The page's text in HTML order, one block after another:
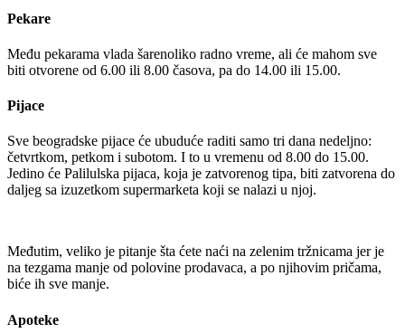
Pekare
Među pekarama vlada šarenoliko radno vreme, ali će mahom sve
biti otvorene od 6.00 ili 8.00 časova, pa do 14.00 ili 15.00.
Pijace
Sve beogradske pijace će ubuduće raditi samo tri dana nedeljno:
četvrtkom, petkom i subotom. I to u vremenu od 8.00 do 15.00.
Jedino će Palilulska pijaca, koja je zatvorenog tipa, biti zatvorena do
daljeg sa izuzetkom supermarketa koji se nalazi u njoj.
Međutim, veliko je pitanje šta ćete naći na zelenim tržnicama jer je
na tezgama manje od polovine prodavaca, a po njihovim pričama,
biće ih sve manje.
Apoteke